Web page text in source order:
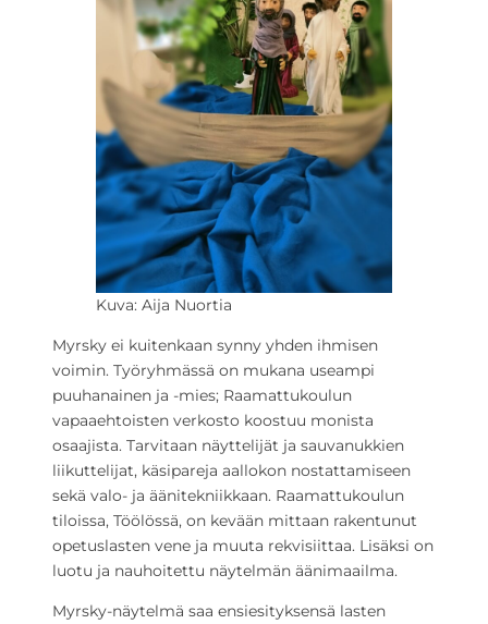
Kuva: Aija Nuortia
Myrsky ei kuitenkaan synny yhden ihmisen
voimin. Työryhmässä on mukana useampi
puuhanainen ja -mies; Raamattukoulun
vapaaehtoisten verkosto koostuu monista
osaajista. Tarvitaan näyttelijät ja sauvanukkien
liikuttelijat, käsipareja aallokon nostattamiseen
sekä valo- ja äänitekniikkaan. Raamattukoulun
tiloissa, Töölössä, on kevään mittaan rakentunut
opetuslasten vene ja muuta rekvisiittaa. Lisäksi on
luotu ja nauhoitettu näytelmän äänimaailma.
Myrsky-näytelmä saa ensiesityksensä lasten